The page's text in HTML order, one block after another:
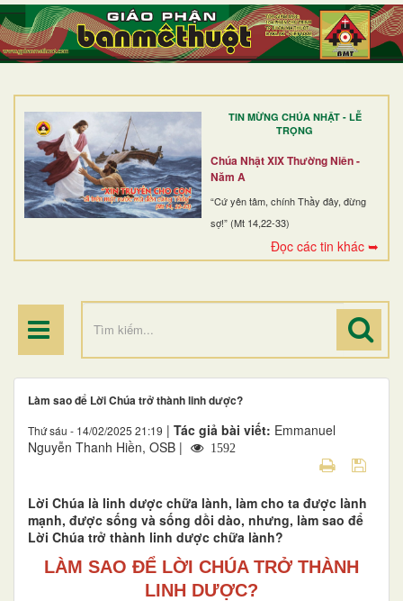
TIN MỪNG CHÚA NHẬT - LỄ
TRỌNG
Chúa Nhật XIX Thường Niên -
Năm A
“Cứ yên tâm, chính Thầy đây, đừng
sợ!” (Mt 14,22-33)
Đọc các tin khác ➥
TRANG NHẤT
GIỚI THIỆU
DÒNG TU
BAN MỤC VỤ
ĐOÀN THỂ CG
ĐIỂM HÀNH HƯƠNG
Làm sao để Lời Chúa trở thành linh dược?
Thứ sáu - 14/02/2025 21:19 | Tác giả bài viết: Emmanuel
Nguyễn Thanh Hiền, OSB |
1592
Lời Chúa là linh dược chữa lành, làm cho ta được lành
mạnh, được sống và sống dồi dào, nhưng, làm sao để
Lời Chúa trở thành linh dược chữa lành?
LÀM SAO ĐỂ LỜI CHÚA TRỞ THÀNH
LINH DƯỢC?